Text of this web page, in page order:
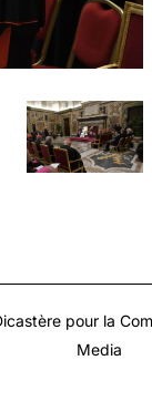
pour la
Media